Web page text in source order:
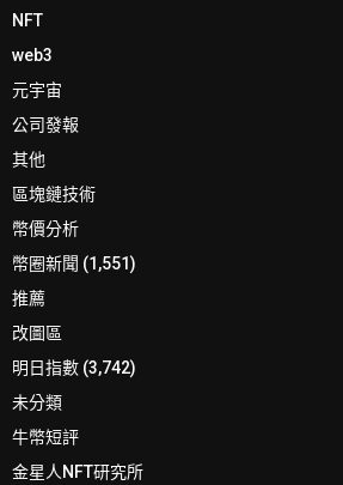
NFT
web3
元宇宙
公司發報
其他
區塊鏈技術
幣價分析
幣圈新聞 (1,551)
推薦
改圖區
明日指數 (3,742)
未分類
牛幣短評
金星人NFT研究所